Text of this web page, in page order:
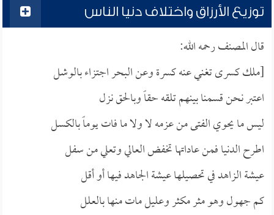
توزيع الأرزاق واختلاف دنيا الناس
قال المصنف رحمه الله:
[ملك كسرى تغني عنه كسرة وعن البحر اجتزاء بالوشل
اعتبر نحن قسمنا بينهم تلقه حقاً وبالحق نزل
ليس ما يحوي الفتى من عزمه لا ولا ما فات يوماً بالكسل
اطرح الدنيا فمن عاداتها تخفض العالي وتعلي من سفل
عيشة الزاهد في تحصيلها عيشة الجاهد فيها أو أقل
كم جهول وهو مثر مكثر وعليل مات منها بالعلل